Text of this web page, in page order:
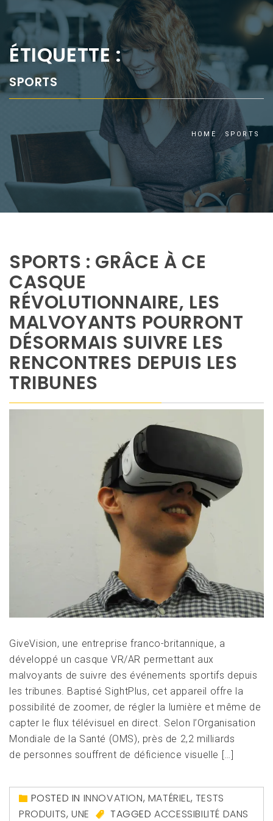
ÉTIQUETTE :
SPORTS
HOME SPORTS
SPORTS : GRÂCE À CE
CASQUE
RÉVOLUTIONNAIRE, LES
MALVOYANTS POURRONT
DÉSORMAIS SUIVRE LES
RENCONTRES DEPUIS LES
TRIBUNES
GiveVision, une entreprise franco-britannique, a
développé un casque VR/AR permettant aux
malvoyants de suivre des événements sportifs depuis
les tribunes. Baptisé SightPlus, cet appareil offre la
possibilité de zoomer, de régler la lumière et même de
capter le flux télévisuel en direct. Selon l’Organisation
Mondiale de la Santé (OMS), près de 2,2 milliards
de personnes souffrent de déficience visuelle […]
POSTED IN INNOVATION, MATÉRIEL, TESTS
PRODUITS,UNE TAGGEDACCESSIBILITÉ DANS